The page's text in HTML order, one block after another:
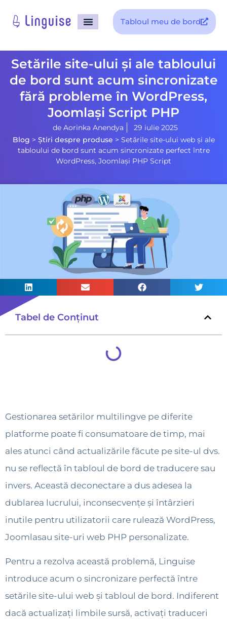
Tabloul meu de bord
Setările site-ului și ale tabloului
de bord sunt acum sincronizate
fără probleme în WordPress,
Joomlași Script PHP
de Aorinka Anendya
29 iulie 2025
Blog > Știri despre produse > Setările site-ului web și ale
tabloului de bord sunt acum sincronizate perfect între
WordPress, Joomlași PHP Script
Tabel de Conținut
Gestionarea setărilor multilingve pe diferite
platforme poate fi consumatoare de timp, mai
ales atunci când actualizările făcute pe site-ul dvs.
nu se reflectă în tabloul de bord de traducere sau
invers. Această deconectare a dus adesea la
dublarea lucrului, inconsecvențe și întârzieri
inutile pentru utilizatorii care rulează WordPress,
Joomlasau site-uri web PHP personalizate.
Pentru a rezolva această problemă, Linguise
introduce acum o sincronizare perfectă între
setările site-ului web și tabloul de bord. Indiferent
dacă actualizați limbile sursă, activați traduceri